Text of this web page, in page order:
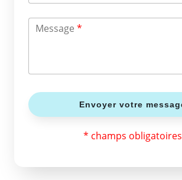
Message *
* champs obligatoires